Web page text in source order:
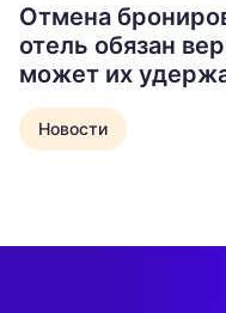
Отмена
отель обязан
может их
Новости